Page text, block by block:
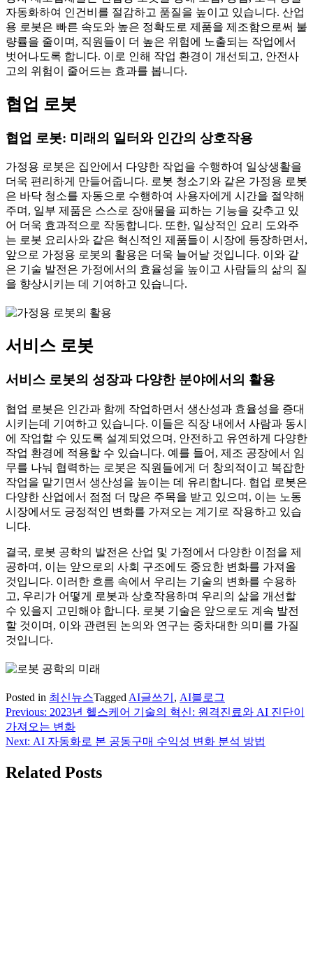
자동화하여 인건비를 절감하고 품질을 높이고 있습니다. 산업
용 로봇은 빠른 속도와 높은 정확도로 제품을 제조함으로써 불
량률을 줄이며, 직원들이 더 높은 위험에 노출되는 작업에서
벗어나도록 합니다. 이로 인해 작업 환경이 개선되고, 안전사
고의 위험이 줄어드는 효과를 봅니다.
협업 로봇
협업 로봇: 미래의 일터와 인간의 상호작용
가정용 로봇은 집안에서 다양한 작업을 수행하여 일상생활을
더욱 편리하게 만들어줍니다. 로봇 청소기와 같은 가정용 로봇
은 바닥 청소를 자동으로 수행하여 사용자에게 시간을 절약해
주며, 일부 제품은 스스로 장애물을 피하는 기능을 갖추고 있
어 더욱 효과적으로 작동합니다. 또한, 일상적인 요리 도와주
는 로봇 요리사와 같은 혁신적인 제품들이 시장에 등장하면서,
앞으로 가정용 로봇의 활용은 더욱 늘어날 것입니다. 이와 같
은 기술 발전은 가정에서의 효율성을 높이고 사람들의 삶의 질
을 향상시키는 데 기여하고 있습니다.
서비스 로봇
서비스 로봇의 성장과 다양한 분야에서의 활용
협업 로봇은 인간과 함께 작업하면서 생산성과 효율성을 증대
시키는데 기여하고 있습니다. 이들은 직장 내에서 사람과 동시
에 작업할 수 있도록 설계되었으며, 안전하고 유연하게 다양한
작업 환경에 적용할 수 있습니다. 예를 들어, 제조 공장에서 임
무를 나눠 협력하는 로봇은 직원들에게 더 창의적이고 복잡한
작업을 맡기면서 생산성을 높이는 데 유리합니다. 협업 로봇은
다양한 산업에서 점점 더 많은 주목을 받고 있으며, 이는 노동
시장에서도 긍정적인 변화를 가져오는 계기로 작용하고 있습
니다.
결국, 로봇 공학의 발전은 산업 및 가정에서 다양한 이점을 제
공하며, 이는 앞으로의 사회 구조에도 중요한 변화를 가져올
것입니다. 이러한 흐름 속에서 우리는 기술의 변화를 수용하
고, 우리가 어떻게 로봇과 상호작용하며 우리의 삶을 개선할
수 있을지 고민해야 합니다. 로봇 기술은 앞으로도 계속 발전
할 것이며, 이와 관련된 논의와 연구는 중차대한 의미를 가질
것입니다.
Posted in 최신뉴스Tagged AI글쓰기 , AI블로그
글
탐
Previous: 2023년 헬스케어 기술의 혁신: 원격진료와 AI 진단이
가져오는 변화
Next: AI 자동화로 본 공동구매 수익성 변화 분석 방법
Related Posts